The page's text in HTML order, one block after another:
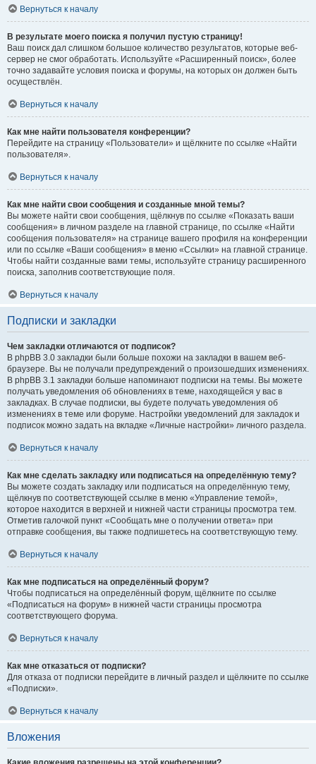
Вернуться к началу
В результате моего поиска я получил пустую страницу!
Ваш поиск дал слишком большое количество результатов, которые веб-
сервер не смог обработать. Используйте «Расширенный поиск», более
точно задавайте условия поиска и форумы, на которых он должен быть
осуществлён.
Вернуться к началу
Как мне найти пользователя конференции?
Перейдите на страницу «Пользователи» и щёлкните по ссылке «Найти
пользователя».
Вернуться к началу
Как мне найти свои сообщения и созданные мной темы?
Вы можете найти свои сообщения, щёлкнув по ссылке «Показать ваши
сообщения» в личном разделе на главной странице, по ссылке «Найти
сообщения пользователя» на странице вашего профиля на конференции
или по ссылке «Ваши сообщения» в меню «Ссылки» на главной странице.
Чтобы найти созданные вами темы, используйте страницу расширенного
поиска, заполнив соответствующие поля.
Вернуться к началу
Подписки и закладки
Чем закладки отличаются от подписок?
В phpBB 3.0 закладки были больше похожи на закладки в вашем веб-
браузере. Вы не получали предупреждений о произошедших изменениях.
В phpBB 3.1 закладки больше напоминают подписки на темы. Вы можете
получать уведомления об обновлениях в теме, находящейся у вас в
закладках. В случае подписки, вы будете получать уведомления об
изменениях в теме или форуме. Настройки уведомлений для закладок и
подписок можно задать на вкладке «Личные настройки» личного раздела.
Вернуться к началу
Как мне сделать закладку или подписаться на определённую тему?
Вы можете создать закладку или подписаться на определённую тему,
щёлкнув по соответствующей ссылке в меню «Управление темой»,
которое находится в верхней и нижней части страницы просмотра тем.
Отметив галочкой пункт «Сообщать мне о получении ответа» при
отправке сообщения, вы также подпишетесь на соответствующую тему.
Вернуться к началу
Как мне подписаться на определённый форум?
Чтобы подписаться на определённый форум, щёлкните по ссылке
«Подписаться на форум» в нижней части страницы просмотра
соответствующего форума.
Вернуться к началу
Как мне отказаться от подписки?
Для отказа от подписки перейдите в личный раздел и щёлкните по ссылке
«Подписки».
Вернуться к началу
Вложения